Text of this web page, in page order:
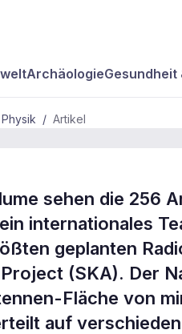
ArchäologieGesundheit
/ Artikel
in
sehen die 256
internationales
geplanten
(SKA). Der
Fläche von
auf